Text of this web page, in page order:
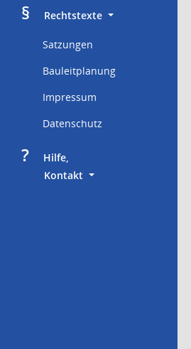
§
     Rechtstexte
Satzungen
Bauleitplanung
Impressum
Datenschutz
?
     Hilfe,
Kontakt